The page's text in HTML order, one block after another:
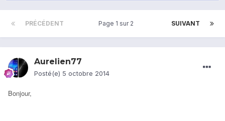
PRÉCÉDENT SUIVANT
Page 1 sur 2
Aurelien77
Posté(e) 5 octobre 2014
Bonjour,